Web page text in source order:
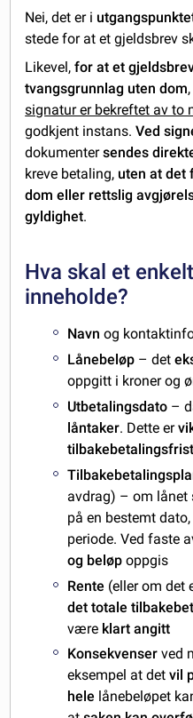
Nei, det er i
stede for at et gjeldsbrev
Likevel,for at et
tvangsgrunnlag uten dom,
signatur er bekreftet av to
godkjent instans.Ved
dokumentersendes
kreve betaling, uten at det
dom eller rettslig
gyldighet.
Hva skal et
inneholde?
Navnog
Lånebeløp – det
oppgitt i kroner og
Utbetalingsdato –
låntaker. Dette er
avdrag) – om lånet
på en bestemt
periode. Ved faste
og beløp oppgis
Rente (eller om det
det totale
være klart angitt
Konsekvenser ved
eksempel at detvil
hele lånebeløpet